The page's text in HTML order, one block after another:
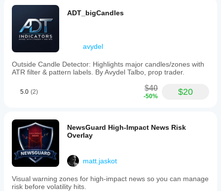
ADT_bigCandles
avydel
Outside Candle Detector: Highlights major candles/zones with
ATR filter & pattern labels. By Avydel Talbo, prop trader.
5.0 (2) $40
-50% $20
NewsGuard High-Impact News Risk
Overlay
matt.jaskot
Visual warning zones for high-impact news so you can manage
risk before volatility hits.